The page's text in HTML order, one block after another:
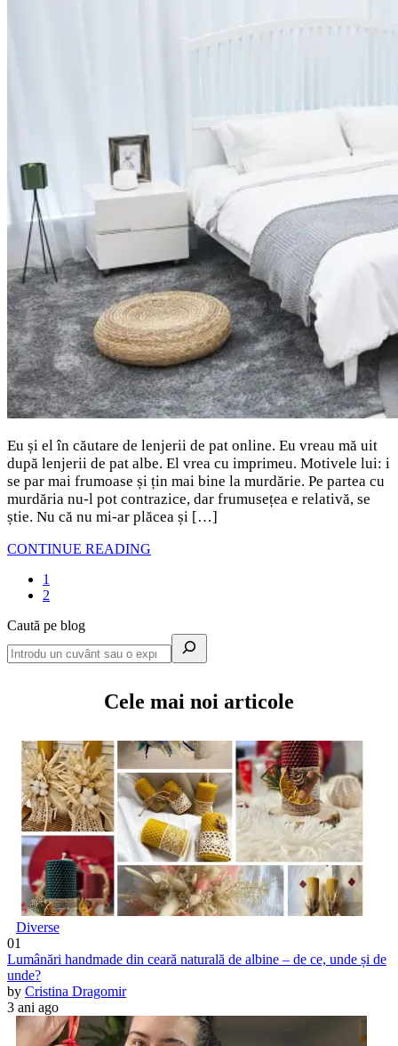
Eu și el în căutare de lenjerii de pat online. Eu vreau mă uit
după lenjerii de pat albe. El vrea cu imprimeu. Motivele lui: i
se par mai frumoase și țin mai bine la murdărie. Pe partea cu
murdăria nu-l pot contrazice, dar frumusețea e relativă, se
știe. Nu că nu mi-ar plăcea și […]
CONTINUE READING
1
2
Caută pe blog
Cele mai noi articole
Diverse
01
Lumânări handmade din ceară naturală de albine – de ce, unde și de
unde?
by Cristina Dragomir
3 ani ago